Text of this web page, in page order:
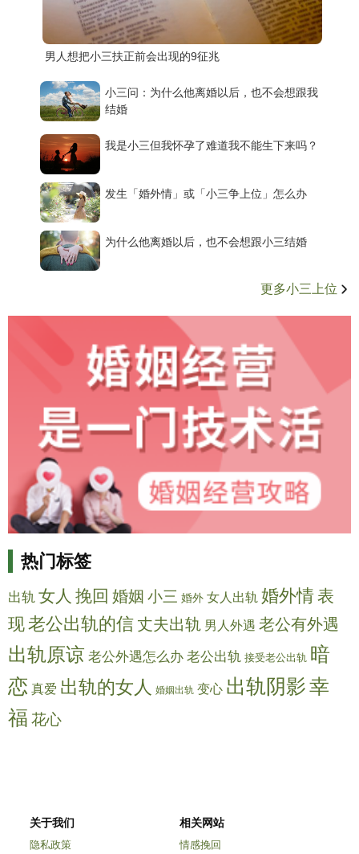
男人想把小三扶正前会出现的9征兆
小三问：为什么他离婚以后，也不会想跟我
结婚
我是小三但我怀孕了难道我不能生下来吗？
发生「婚外情」或「小三争上位」怎么办
为什么他离婚以后，也不会想跟小三结婚
更多小三上位
热门标签
出轨 女人 挽回 婚姻 小三 婚外 女人出轨 婚外情表
现老公出轨的信 丈夫出轨 男人外遇 老公有外遇
出轨原谅 老公外遇怎么办 老公出轨 接受老公出轨 暗
恋 真爱 出轨的女人 婚姻出轨 变心 出轨阴影幸
福 花心
关于我们
隐私政策
相关网站
情感挽回